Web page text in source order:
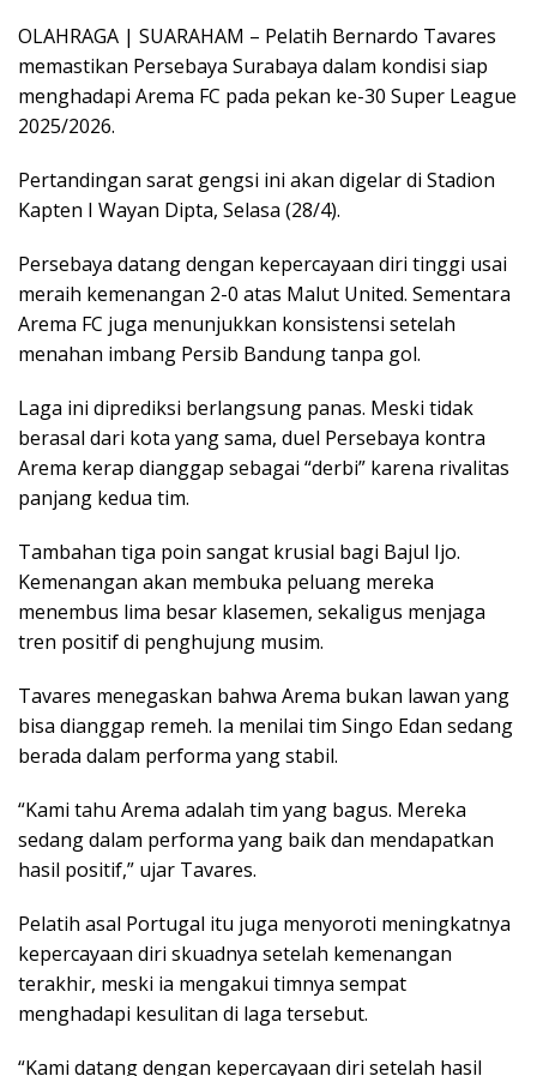
OLAHRAGA | SUARAHAM – Pelatih Bernardo Tavares
memastikan Persebaya Surabaya dalam kondisi siap
menghadapi Arema FC pada pekan ke-30 Super League
2025/2026.
Pertandingan sarat gengsi ini akan digelar di Stadion
Kapten I Wayan Dipta, Selasa (28/4).
Persebaya datang dengan kepercayaan diri tinggi usai
meraih kemenangan 2-0 atas Malut United. Sementara
Arema FC juga menunjukkan konsistensi setelah
menahan imbang Persib Bandung tanpa gol.
Laga ini diprediksi berlangsung panas. Meski tidak
berasal dari kota yang sama, duel Persebaya kontra
Arema kerap dianggap sebagai “derbi” karena rivalitas
panjang kedua tim.
Tambahan tiga poin sangat krusial bagi Bajul Ijo.
Kemenangan akan membuka peluang mereka
menembus lima besar klasemen, sekaligus menjaga
tren positif di penghujung musim.
Tavares menegaskan bahwa Arema bukan lawan yang
bisa dianggap remeh. Ia menilai tim Singo Edan sedang
berada dalam performa yang stabil.
“Kami tahu Arema adalah tim yang bagus. Mereka
sedang dalam performa yang baik dan mendapatkan
hasil positif,” ujar Tavares.
Pelatih asal Portugal itu juga menyoroti meningkatnya
kepercayaan diri skuadnya setelah kemenangan
terakhir, meski ia mengakui timnya sempat
menghadapi kesulitan di laga tersebut.
“Kami datang dengan kepercayaan diri setelah hasil